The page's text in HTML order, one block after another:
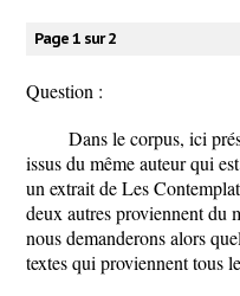
Page 1 sur 2
Question :
Dans le corpus, ici
issus du même auteur qui
un extrait de Les
deux autres proviennent du
nous demanderons alors
textes qui proviennent tous